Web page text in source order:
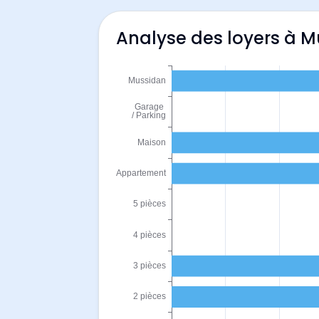
Analyse des loyers à